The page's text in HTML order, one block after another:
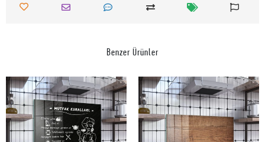
Benzer Ürünler